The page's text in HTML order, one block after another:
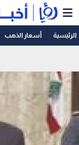
الرئيسية أسعار الذهب